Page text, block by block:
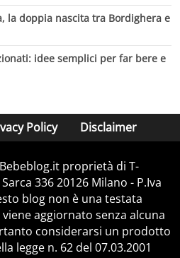
la doppia nascita tra Bordighera e
idee semplici per far bere e
Policy Disclaimer
proprietà di T-
336 20126 Milano - P.Iva
blog non è una testata
aggiornato senza alcuna
considerarsi un prodotto
legge n. 62 del 07.03.2001